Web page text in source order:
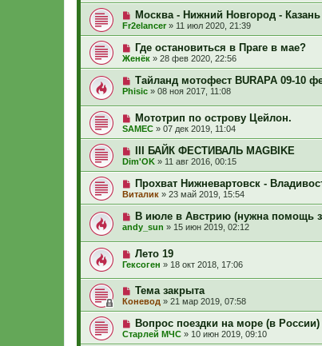
Москва - Нижний Новгород -
Fr2elancer » 11 июл 2020, 21:39
Где остановиться в Праге в мае?
Женёк » 28 фев 2020, 22:56
Тайланд мотофест BURAPA 09-10
Phisic » 08 ноя 2017, 11:08
Мототрип по острову Цейлон.
SAMEC » 07 дек 2019, 11:04
III БАЙК ФЕСТИВАЛЬ MAGBIKE
Dim'OK » 11 авг 2016, 00:15
Прохват Нижневартовск -
Виталик » 23 май 2019, 15:54
В июле в Австрию (нужна помощь
andy_sun » 15 июн 2019, 02:12
Лето 19
Гексоген » 18 окт 2018, 17:06
Тема закрыта
Коневод » 21 мар 2019, 07:58
Вопрос поездки на море (в
Старлей МЧС » 10 июн 2019, 09:10